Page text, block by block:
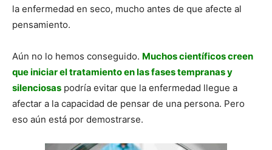
la enfermedad en seco, mucho antes de que afecte al
pensamiento.
Aún no lo hemos conseguido. Muchos científicos creen
que iniciar el tratamiento en las fases tempranas y
silenciosas podría evitar que la enfermedad llegue a
afectar a la capacidad de pensar de una persona. Pero
eso aún está por demostrarse.